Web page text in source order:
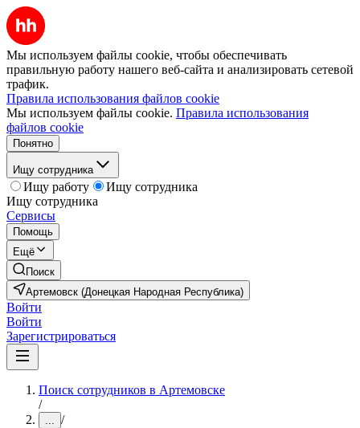
Мы используем файлы cookie, чтобы обеспечивать
правильную работу нашего веб-сайта и анализировать сетевой
трафик.
Правила использования файлов cookie
Мы используем файлы cookie. Правила использования
файлов cookie
Понятно
Ищу сотрудника
Ищу работу
Ищу сотрудника
Ищу сотрудника
Сервисы
Помощь
Ещё
Поиск
Артемовск (Донецкая Народная Республика)
Войти
Войти
Зарегистрироваться
Поиск сотрудников в Артемовске
/
... /